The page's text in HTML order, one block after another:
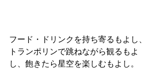
フード・ドリンクを持ち寄るもよし、
トランポリンで跳ねながら観るもよ
し、飽きたら星空を楽しむもよし。